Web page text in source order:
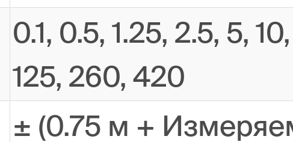
0.1, 0.5, 1.25, 2.5, 5,
125, 260, 420
± (0.75 м +